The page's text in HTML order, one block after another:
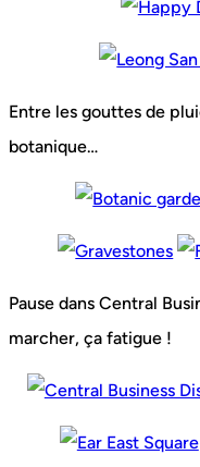
Entre les gouttes de
botanique…
Pause dans Central
marcher, ça fatigue !